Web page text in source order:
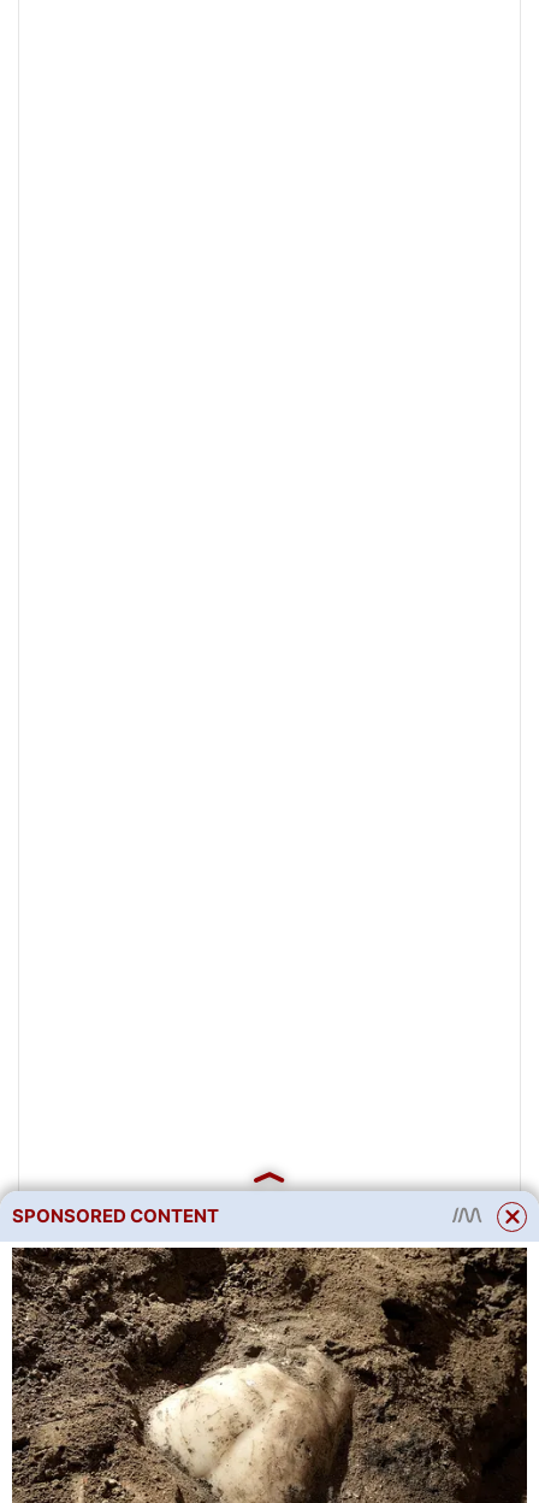
Mučenka začne kvést a plodit
obvykle 1-2 roky po výsadbě.
Plody dozrávají na rostlině a
lze je sklízet, když jsou měkké
SPONSORED CONTENT